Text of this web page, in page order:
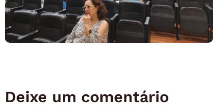
Deixe um comentário